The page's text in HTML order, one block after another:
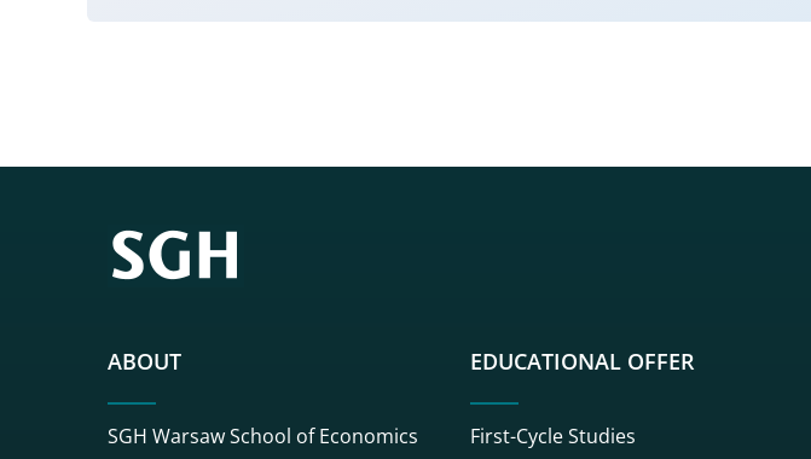
ABOUT
SGH Warsaw School of Economics
EDUCATIONAL OFFER
First-Cycle Studies